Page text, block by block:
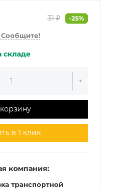
31 ₽ -25%
складе
+
в 1 клик
компания:
транспортной